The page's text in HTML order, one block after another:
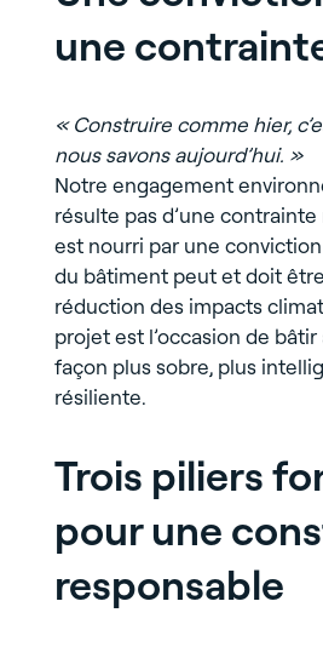
une
« Construire comme hier,
nous savons aujourd’hui. »
Notre engagement
résulte pas d’une
est nourri par une
du bâtiment peut et doit
réduction des impacts
projet est l’occasion de
façon plus sobre, plus
résiliente.
Trois piliers
pour une
responsable